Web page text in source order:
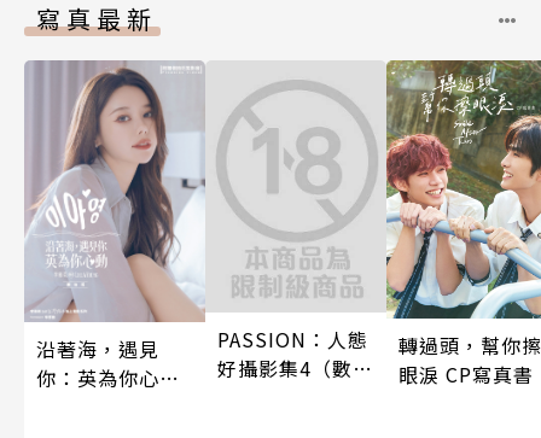
寫真最新
沿著海，遇見
你：英為你心動
PASSION：人態
好攝影集4（數位
轉過頭，幫你擦
眼淚 CP寫真書